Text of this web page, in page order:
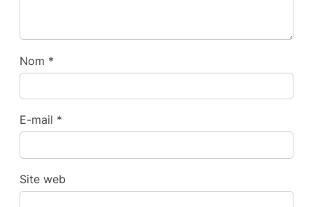
Nom *
E-mail *
Site web